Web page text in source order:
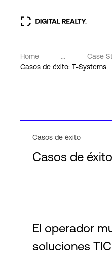
Centros de Datos
Experiencia y recursos
Language
Home ...
Case
Casos de éxito: T-Systems
Casos de éxito
Casos de
El operador
soluciones